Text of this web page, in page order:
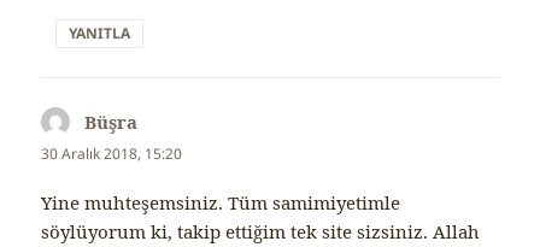
YANITLA
Büşra
ki:
30 Aralık 2018, 15:20
Yine muhteşemsiniz. Tüm samimiyetimle
söylüyorum ki, takip ettiğim tek site sizsiniz. Allah